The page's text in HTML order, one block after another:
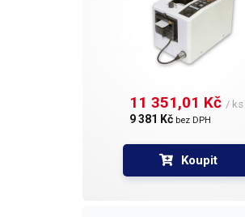
11 351,01 Kč / ks
9 381 Kč bez DPH
Koupit